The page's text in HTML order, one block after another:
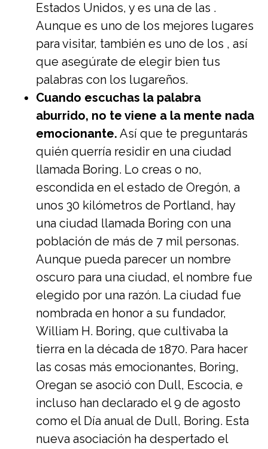
Estados Unidos, y es una de las .
Aunque es uno de los mejores lugares
para visitar, también es uno de los , así
que asegúrate de elegir bien tus
palabras con los lugareños.
Cuando escuchas la palabra
aburrido, no te viene a la mente nada
emocionante. Así que te preguntarás
quién querría residir en una ciudad
llamada Boring. Lo creas o no,
escondida en el estado de Oregón, a
unos 30 kilómetros de Portland, hay
una ciudad llamada Boring con una
población de más de 7 mil personas.
Aunque pueda parecer un nombre
oscuro para una ciudad, el nombre fue
elegido por una razón. La ciudad fue
nombrada en honor a su fundador,
William H. Boring, que cultivaba la
tierra en la década de 1870. Para hacer
las cosas más emocionantes, Boring,
Oregan se asoció con Dull, Escocia, e
incluso han declarado el 9 de agosto
como el Día anual de Dull, Boring. Esta
nueva asociación ha despertado el